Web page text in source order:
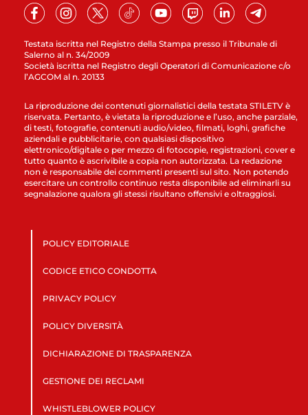
Testata iscritta nel Registro della Stampa presso il Tribunale di
Salerno al n. 34/2009
Società iscritta nel Registro degli Operatori di Comunicazione c/o
l’AGCOM al n. 20133
La riproduzione dei contenuti giornalistici della testata STILETV è
riservata. Pertanto, è vietata la riproduzione e l’uso, anche parziale,
di testi, fotografie, contenuti audio/video, filmati, loghi, grafiche
aziendali e pubblicitarie, con qualsiasi dispositivo
elettronico/digitale o per mezzo di fotocopie, registrazioni, cover e
tutto quanto è ascrivibile a copia non autorizzata. La redazione
non è responsabile dei commenti presenti sul sito. Non potendo
esercitare un controllo continuo resta disponibile ad eliminarli su
segnalazione qualora gli stessi risultano offensivi e oltraggiosi.
POLICY EDITORIALE
CODICE ETICO CONDOTTA
PRIVACY POLICY
POLICY DIVERSITÀ
DICHIARAZIONE DI TRASPARENZA
GESTIONE DEI RECLAMI
WHISTLEBLOWER POLICY